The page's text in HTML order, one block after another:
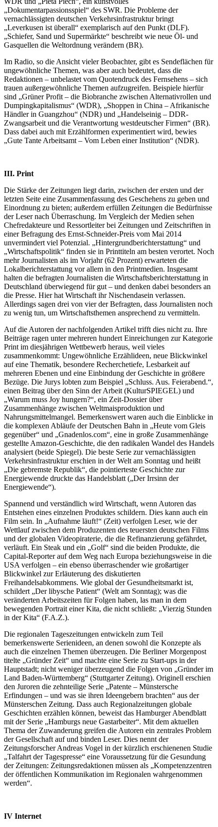
„Dokumentarpassionsspiel“ des SWR. Die Probleme der
vernachlässigten deutschen Verkehrsinfrastruktur bringt
„Leverkusen ist überall“ exemplarisch auf den Punkt (DLF).
„Schiefer, Sand und Supermärkte“ beschreibt wie neue Öl- und
Gasquellen die Weltordnung verändern (BR).
Im Radio, so die Ansicht vieler Beobachter, gibt es Sendeflächen für
ungewöhnliche Themen, was aber auch bedeutet, dass die
Redaktionen – unbelastet vom Quotendruck des Fernsehens – sich
trauen außergewöhnliche Themen aufzugreifen. Beispiele hierfür
sind „Grüner Profit – die Biobranche zwischen Alternativrollen und
Dumping­kapita­lis­mus“ (WDR), „Shoppen in China – Afrikanische
Händler in Guangzhou“ (NDR) und „Handelseinig – DDR-
Zwangsarbeit und die Verantwortung westdeutscher Firmen“ (BR).
Dass dabei auch mit Erzählformen experimentiert wird, bewies
„Gute Tante Arbeitsamt – Vom Leben einer Institution“ (NDR).
III. Print
Die Stärke der Zeitungen liegt darin, zwischen der ersten und der
letzten Seite eine Zusammenfassung des Geschehens zu geben und
Einordnung zu bieten; außerdem erfüllen Zeitungen die Bedürfnisse
der Leser nach Überraschung. Im Vergleich der Medien sehen
Chefredakteure und Ressortleiter bei Zeitungen und Zeitschriften in
einer Befragung des Ernst-Schneider-Preis vom Mai 2014
unvermindert viel Potenzial. „Hintergrundberichterstattung“ und
„Wirtschaftspolitik“ finden sie in Printtiteln am besten verortet. Noch
mehr Journalisten als im Vorjahr (62 Prozent) erwarteten die
Lokalberichterstattung vor allem in den Printmedien. Insgesamt
halten die befragten Journalisten die Wirtschaftsberichterstattung in
Deutschland überwiegend für gut – und denken dabei besonders an
die Presse. Hier hat Wirtschaft ihr Nischendasein verlassen.
Allerdings sagen drei von vier der Befragten, dass Journalisten noch
zu wenig tun, um Wirtschaftsthemen ansprechend zu vermitteln.
Auf die Autoren der nachfolgenden Artikel trifft dies nicht zu. Ihre
Beiträge ragen unter mehreren hundert Einreichungen zur Kategorie
Print im diesjährigen Wettbewerb heraus, weil vieles
zusammenkommt: Ungewöhnliche Erzählideen, neue Blickwinkel
auf eine Thematik, besondere Recherchetiefe, Lesbarkeit auf
mehreren Ebenen und eine Einbindung der Geschichte in größere
Bezüge. Die Jurys lobten zum Beispiel „Schluss. Aus. Feierabend.“,
einen Beitrag über den Sinn der Arbeit (KulturSPIEGEL) und
„Warum muss Joy hungern?“, ein Zeit-Dossier über
Zusammenhänge zwischen Weltmaisproduktion und
Nahrungsmittelmangel. Bemerkenswert waren auch die Einblicke in
die komplexen Abläufe der Deutschen Bahn in „Heute vom Gleis
gegenüber“ und „Gnadenlos.com“, eine in große Zusammenhänge
gestellte Amazon-Geschichte, die den radikalen Wandel des Handels
analysiert (beide Spiegel). Die beste Serie zur vernachlässigten
Verkehrsinfrastruktur erschien in der Welt am Sonntag und heißt
„Die gebremste Republik“, die pointierteste Geschichte zur
Energiewende druckte das Handelsblatt („Der Irrsinn der
Energiewende“).
Spannend und verständlich wird Wirtschaft, wenn Autoren das
Entstehen eines einzelnen Produktes schildern. Dies kann auch ein
Film sein. In „Aufnahme läuft!“ (Zeit) verfolgen Leser, wie der
Wettlauf zwischen dem Produzenten des teuersten deutschen Films
und der globalen Videopiraterie, die die Refinanzierung gefährdet,
verläuft. Ein Steak und ein „Golf“ sind die beiden Produkte, die
Capital-Reporter auf dem Weg nach Europa beziehungsweise in die
USA verfolgen – ein ebenso überraschender wie großartiger
Blickwinkel zur Erläuterung des diskutierten
Freihandelsabkommens. Wie global der Gesundheitsmarkt ist,
schildert „Der libysche Patient“ (Welt am Sonntag); was die
veränderten Arbeitszeiten für Folgen haben, las man in dem
bewegenden Portrait einer Kita, die nicht schließt: „Vierzig Stunden
in der Kita“ (F.A.Z.).
Die regionalen Tageszeitungen entwickeln zum Teil
bemerkenswerte Serienideen, an denen sowohl die Konzepte als
auch die einzelnen Themen überzeugen. Die Berliner Morgenpost
titelte „Gründer Zeit“ und machte eine Serie zu Start-ups in der
Hauptstadt; nicht weniger überzeugend die Folgen von „Gründer im
Land Baden-Württemberg“ (Stuttgarter Zeitung). Originell erschien
den Juroren die zehnteilige Serie „Patente – Münstersche
Erfindungen – und was sie ihren Ideengebern brachten“ aus der
Münsterschen Zeitung. Dass auch Regionalzeitungen globale
Geschichten erzählen können, beweist das Hamburger Abendblatt
mit der Serie „Hamburgs neue Gastarbeiter“. Mit dem aktuellen
Thema der Zuwanderung greifen die Autoren ein zentrales Problem
der Gesellschaft auf und binden Leser. Dies nennt der
Zeitungsforscher Andreas Vogel in der kürzlich erschienenen Studie
„Talfahrt der Tagespresse“ eine Voraussetzung für die Gesundung
der Zeitungen: Zeitungsredaktionen müssen als „Kompetenzzentren
der öffentlichen Kommunikation im Regionalen wahrgenommen
werden“.
IV Internet